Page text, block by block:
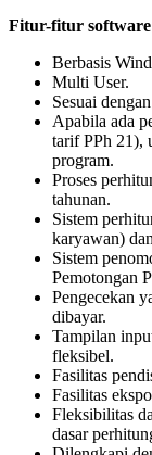
Fitur-fitur software
Berbasis
Multi User.
Sesuai
Apabila ada
tarif PPh 21),
program.
Proses
tahunan.
Sistem
karyawan)
Sistem
Pemotongan
Pengecekan
dibayar.
Tampilan
fleksibel.
Fasilitas
Fasilitas
Fleksibilitas
dasar